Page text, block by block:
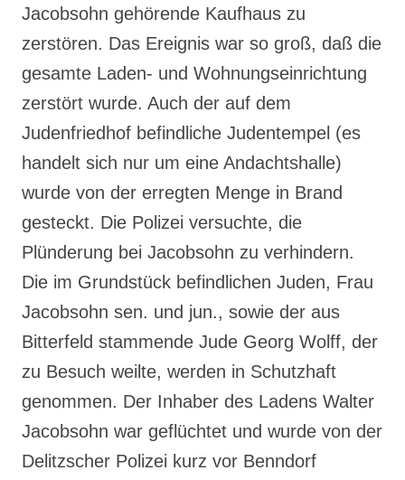
Jacobsohn gehörende Kaufhaus zu
zerstören. Das Ereignis war so groß, daß die
gesamte Laden- und Wohnungseinrichtung
zerstört wurde. Auch der auf dem
Judenfriedhof befindliche Judentempel (es
handelt sich nur um eine Andachtshalle)
wurde von der erregten Menge in Brand
gesteckt. Die Polizei versuchte, die
Plünderung bei Jacobsohn zu verhindern.
Die im Grundstück befindlichen Juden, Frau
Jacobsohn sen. und jun., sowie der aus
Bitterfeld stammende Jude Georg Wolff, der
zu Besuch weilte, werden in Schutzhaft
genommen. Der Inhaber des Ladens Walter
Jacobsohn war geflüchtet und wurde von der
Delitzscher Polizei kurz vor Benndorf